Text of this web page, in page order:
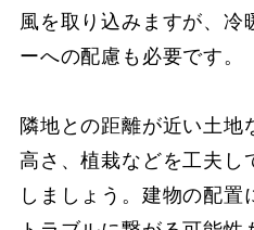
風を取り込みますが、冷
ーへの配慮も必要です。
隣地との距離が近い土地
高さ、植栽などを工夫し
しましょう。建物の配置